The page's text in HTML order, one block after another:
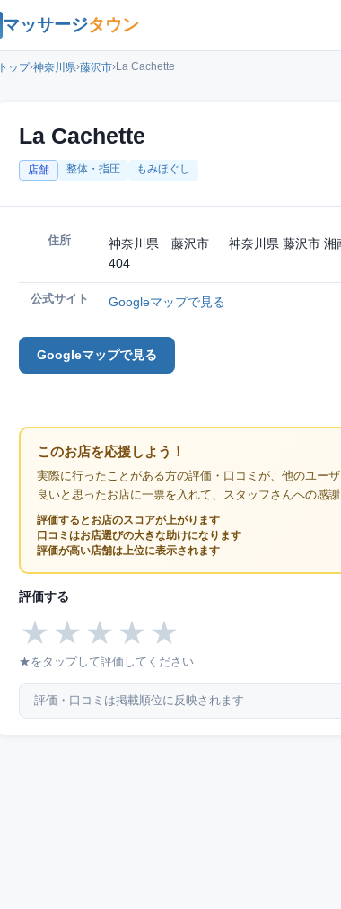
マッサージタウン
トップ›神奈川県›藤沢市›La Cachette
La Cachette
店舗 整体・指圧 もみほぐし
住所
神奈川県 藤沢市 神奈川県 藤沢市 湘
404
公式サイト Googleマップで見る
Googleマップで見る
このお店を応援しよう！
実際に行ったことがある方の評価・口コミが、他のユーザ
良いと思ったお店に一票を入れて、スタッフさんへの感謝
評価するとお店のスコアが上がります
口コミはお店選びの大きな助けになります
評価が高い店舗は上位に表示されます
評価する
★ ★ ★ ★ ★
★をタップして評価してください
評価・口コミは掲載順位に反映されます